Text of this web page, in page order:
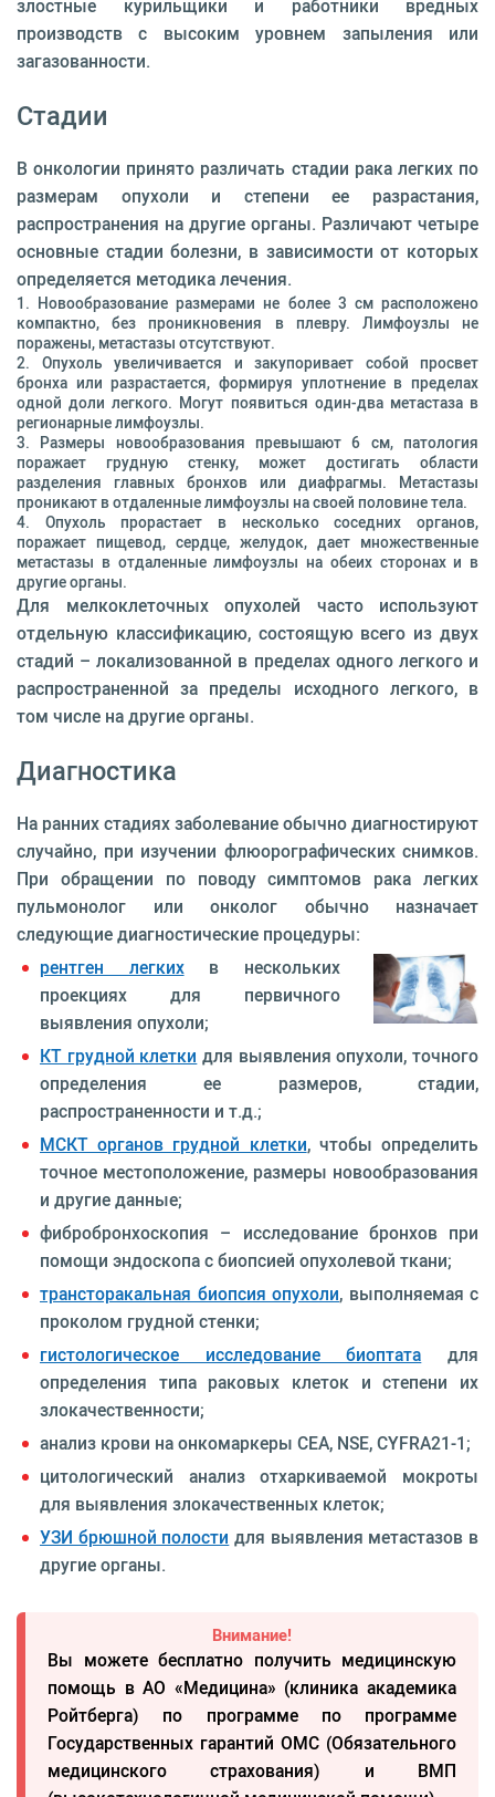
злостные курильщики и работники вредных
производств с высоким уровнем запыления или
загазованности.
Стадии
В онкологии принято различать стадии рака легких по
размерам опухоли и степени ее разрастания,
распространения на другие органы. Различают четыре
основные стадии болезни, в зависимости от которых
определяется методика лечения.
Новообразование размерами не более 3 см расположено
компактно, без проникновения в плевру. Лимфоузлы не
поражены, метастазы отсутствуют.
Опухоль увеличивается и закупоривает собой просвет
бронха или разрастается, формируя уплотнение в пределах
одной доли легкого. Могут появиться один-два метастаза в
регионарные лимфоузлы.
Размеры новообразования превышают 6 см, патология
поражает грудную стенку, может достигать области
разделения главных бронхов или диафрагмы. Метастазы
проникают в отдаленные лимфоузлы на своей половине тела.
Опухоль прорастает в несколько соседних органов,
поражает пищевод, сердце, желудок, дает множественные
метастазы в отдаленные лимфоузлы на обеих сторонах и в
другие органы.
Для мелкоклеточных опухолей часто используют
отдельную классификацию, состоящую всего из двух
стадий – локализованной в пределах одного легкого и
распространенной за пределы исходного легкого, в
том числе на другие органы.
Диагностика
На ранних стадиях заболевание обычно диагностируют
случайно, при изучении флюорографических снимков.
При обращении по поводу симптомов рака легких
пульмонолог или онколог обычно назначает
следующие диагностические процедуры:
рентген легкихв нескольких
проекциях для первичного
выявления опухоли;
КТ грудной клетки для выявления опухоли, точного
определения ее размеров, стадии,
распространенности и т.д.;
МСКТ органов грудной клетки, чтобы определить
точное местоположение, размеры новообразования
и другие данные;
фибробронхоскопия – исследование бронхов при
помощи эндоскопа с биопсией опухолевой ткани;
трансторакальная биопсия опухоли, выполняемая с
проколом грудной стенки;
гистологическое исследование биоптата для
определения типа раковых клеток и степени их
злокачественности;
анализ крови на онкомаркеры CEA, NSE, CYFRA21-1;
цитологический анализ отхаркиваемой мокроты
для выявления злокачественных клеток;
УЗИ брюшной полости для выявления метастазов в
другие органы.
Внимание!
Вы можете бесплатно получить медицинскую
помощь в АО «Медицина» (клиника академика
Ройтберга) по программе по программе
Государственных гарантий ОМС (Обязательного
медицинского страхования) и ВМП